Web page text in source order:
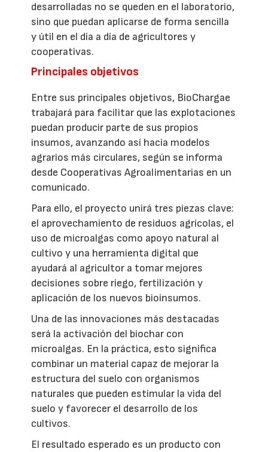
desarrolladas no se queden en el laboratorio,
sino que puedan aplicarse de forma sencilla
y útil en el día a día de agricultores y
cooperativas.
Principales objetivos
Entre sus principales objetivos, BioChargae
trabajará para facilitar que las explotaciones
puedan producir parte de sus propios
insumos, avanzando así hacia modelos
agrarios más circulares, según se informa
desde Cooperativas Agroalimentarias en un
comunicado.
Para ello, el proyecto unirá tres piezas clave:
el aprovechamiento de residuos agrícolas, el
uso de microalgas como apoyo natural al
cultivo y una herramienta digital que
ayudará al agricultor a tomar mejores
decisiones sobre riego, fertilización y
aplicación de los nuevos bioinsumos.
Una de las innovaciones más destacadas
será la activación del biochar con
microalgas. En la práctica, esto significa
combinar un material capaz de mejorar la
estructura del suelo con organismos
naturales que pueden estimular la vida del
suelo y favorecer el desarrollo de los
cultivos.
El resultado esperado es un producto con